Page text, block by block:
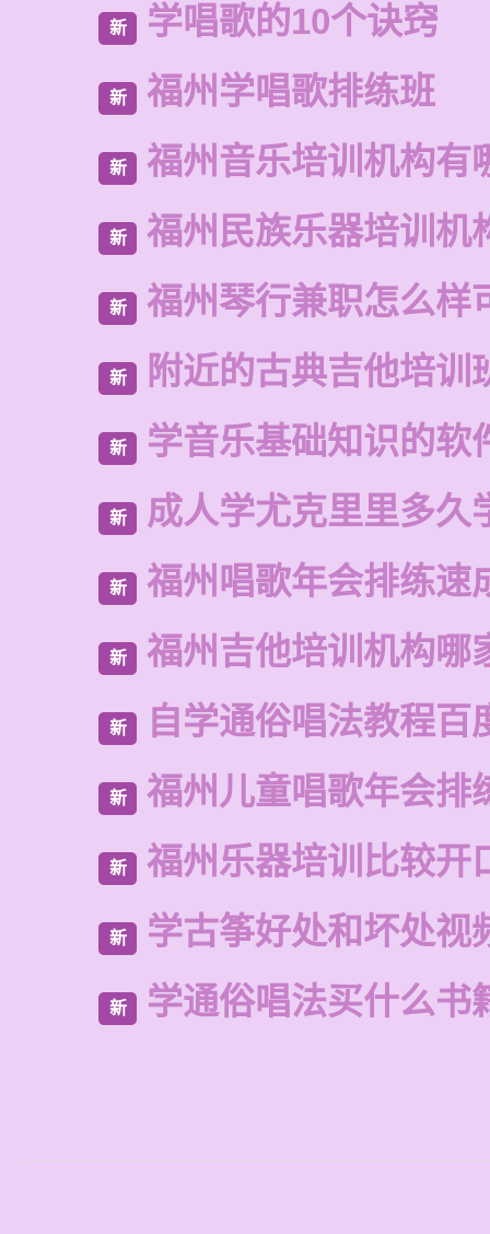
新 学唱歌的10个诀窍
新 福州学唱歌排练班
新 福州音乐培训机构有
新 福州民族乐器培训机
新 福州琴行兼职怎么样
新 附近的古典吉他培训
新 学音乐基础知识的软
新 成人学尤克里里多久
新 福州唱歌年会排练速
新 福州吉他培训机构哪
新 自学通俗唱法教程百
新 福州儿童唱歌年会排
新 福州乐器培训比较开
新 学古筝好处和坏处视
新 学通俗唱法买什么书